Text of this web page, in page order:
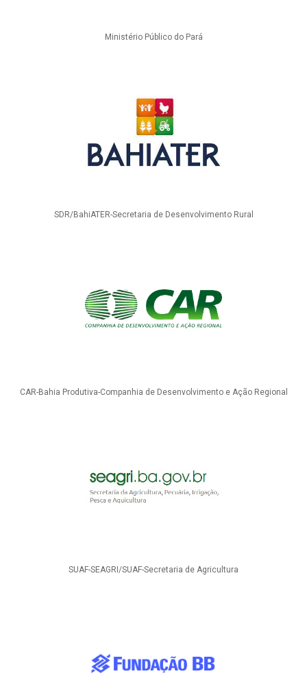
Ministério Público do Pará
SDR/BahiATER-Secretaria de Desenvolvimento Rural
CAR-Bahia Produtiva-Companhia de Desenvolvimento e Ação Regional
SUAF-SEAGRI/SUAF-Secretaria de Agricultura